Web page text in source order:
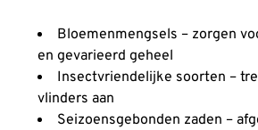
Bloemenmengsels – zorgen
en gevarieerd geheel
Insectvriendelijke soorten –
vlinders aan
Seizoensgebonden zaden –